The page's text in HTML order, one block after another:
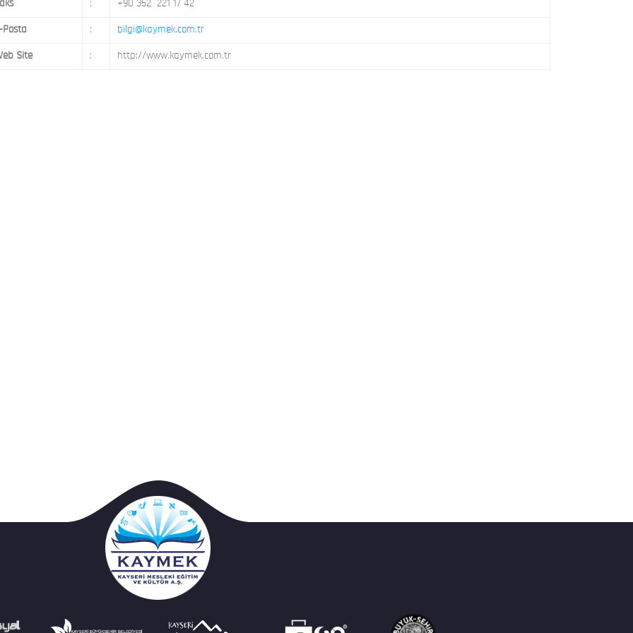
: +90 352 221 17 42
Posta : bilgi@kaymek.com.tr
Site : http://www.kaymek.com.tr